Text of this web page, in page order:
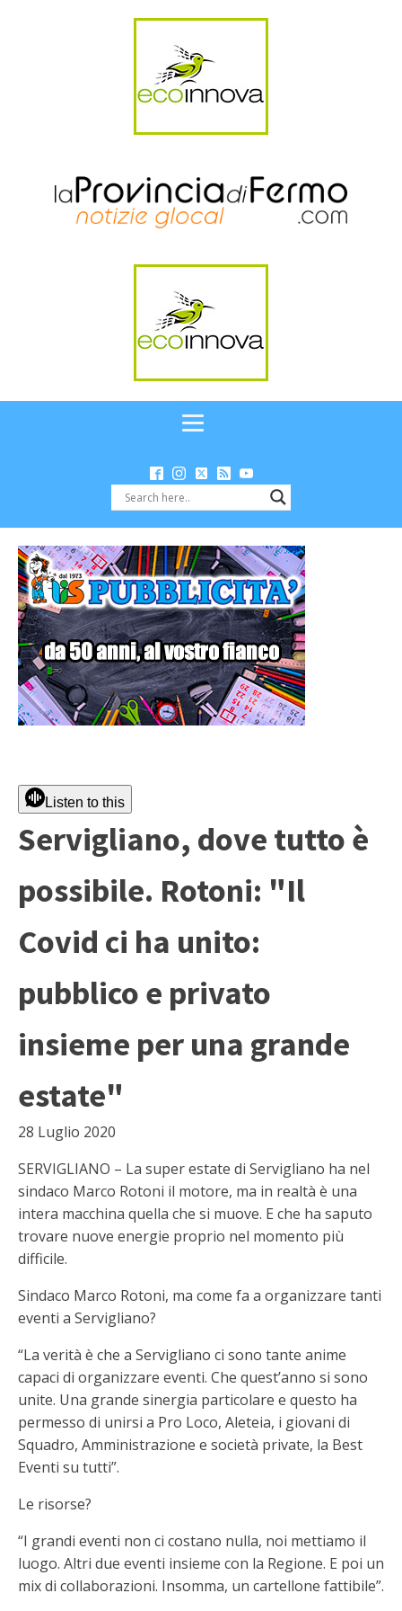
Listen to this
Servigliano, dove tutto è
possibile. Rotoni: "Il
Covid ci ha unito:
pubblico e privato
insieme per una grande
estate"
28 Luglio 2020
SERVIGLIANO – La super estate di Servigliano ha nel
sindaco Marco Rotoni il motore, ma in realtà è una
intera macchina quella che si muove. E che ha saputo
trovare nuove energie proprio nel momento più
difficile.
Sindaco Marco Rotoni, ma come fa a organizzare tanti
eventi a Servigliano?
“La verità è che a Servigliano ci sono tante anime
capaci di organizzare eventi. Che quest’anno si sono
unite. Una grande sinergia particolare e questo ha
permesso di unirsi a Pro Loco, Aleteia, i giovani di
Squadro, Amministrazione e società private, la Best
Eventi su tutti”.
Le risorse?
“I grandi eventi non ci costano nulla, noi mettiamo il
luogo. Altri due eventi insieme con la Regione. E poi un
mix di collaborazioni. Insomma, un cartellone fattibile”.